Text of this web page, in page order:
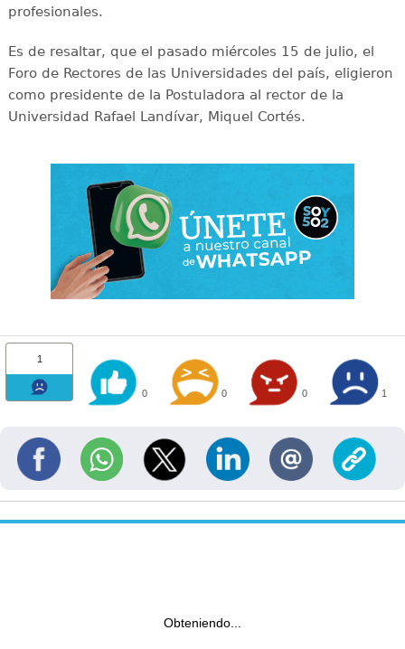
profesionales.
Es de resaltar, que el pasado miércoles 15 de julio, el
Foro de Rectores de las Universidades del país, eligieron
como presidente de la Postuladora al rector de la
Universidad Rafael Landívar, Miquel Cortés.
1
0 0 0 1
Obteniendo...